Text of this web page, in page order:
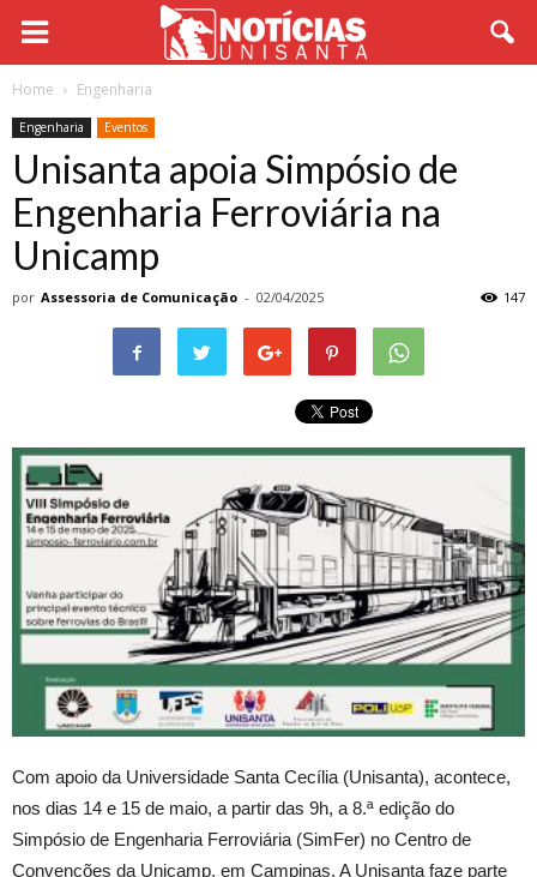
Home Engenharia
Engenharia Eventos
Unisanta apoia Simpósio de
Engenharia Ferroviária na
Unicamp
por Assessoria de Comunicação - 02/04/2025 147
Com apoio da Universidade Santa Cecília (Unisanta), acontece,
nos dias 14 e 15 de maio, a partir das 9h, a 8.ª edição do
Simpósio de Engenharia Ferroviária (SimFer) no Centro de
Convenções da Unicamp, em Campinas. A Unisanta faze parte